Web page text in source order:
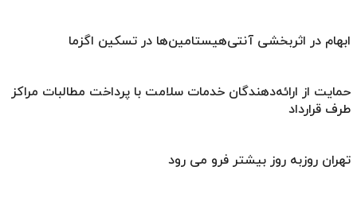
ابهام در اثربخشی آنتی‌هیستامین‌ها در تسکین اگزما
حمایت از ارائه‌دهندگان خدمات سلامت با پرداخت مطالبات مراکز
طرف قرارداد
تهران روزبه ‌روز بیشتر فرو می‌ رود